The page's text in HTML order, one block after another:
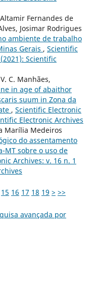
Fernandes de
Josimar Rodrigues
ambiente de trabalho
Gerais , Scientific
Scientific
C. Manhães,
in age of abaithor
suum in Zona da
, Scientific Electronic
Electronic Archives
Marília Medeiros
do assentamento
MT sobre o uso de
Archives: v. 16 n. 1
15 16 17 18 19 > >>
avançada por